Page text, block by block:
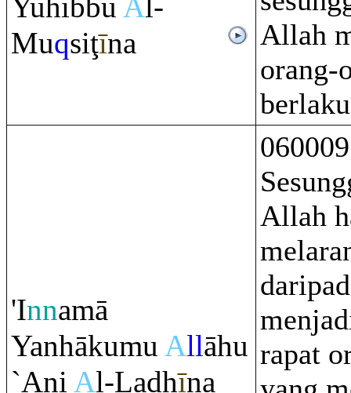
Yuĥibbu Al-
Muqsiţīna
Allah
orang-
'Innamā
Yanhākumu Allāhu
`Ani Al-Ladhīna
060009
Allah
rapat